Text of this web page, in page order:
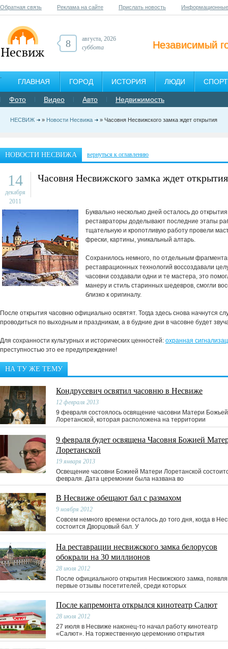
Обратная связь Реклама на сайте Прислать новость
Независимый
8
августа, 2026
суббота
ГЛАВНАЯ ГОРОД ИСТОРИЯ ЛЮДИ СПОРТ
Фото Видео Авто Недвижимость
НЕСВИЖ » Новости Несвижа » Часовня Несвижского замка ждет открытия
НОВОСТИ НЕСВИЖА вернуться к оглавлению
14
декабря
2011
Часовня Несвижского замка ждет открытия
Буквально несколько дней осталось до
реставраторы доделывают последние этапы
тщательную и кропотливую работу провели
фрески, картины, уникальный алтарь.
Сохранилось немного, по отдельным
реставрационных технологий воссоздавали
часовни создавали одни и те мастера, это
манеру и стиль старинных шедевров, смогли
близко к оригиналу.
После открытия часовню официально освятят. Тогда здесь снова начнутся
проводиться по выходным и праздникам, а в будние дни в часовне будет
Для сохранности культурных и исторических ценностей: охранная
преступностью это ее предупреждение!
НА ТУ ЖЕ ТЕМУ
Кондрусевич освятил часовню в Несвиже
12 февраля 2013
9 февраля состоялось освящение часовни Матери Божьей
Лоретанской, которая расположена на территории
9 февраля будет освящена Часовня Божией
Лоретанской
19 января 2013
Освещение часовни Божией Матери Лоретанской
февраля. Дата церемонии была названа во
В Несвиже обещают бал с размахом
9 ноября 2012
Совсем немного времени осталось до того дня, когда в
состоится Дворцовый бал. У
На реставрации несвижского замка белорусов
обокрали на 30 миллионов
28 июля 2012
После официального открытия Несвижского замка,
первые отзывы посетителей, среди которых
После капремонта открылся кинотеатр Салют
28 июля 2012
27 июля в Несвиже наконец-то начал работу кинотеатр
«Салют». На торжественную церемонию открытия